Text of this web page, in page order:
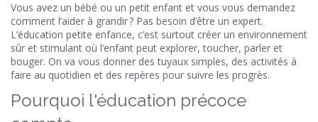
Vous avez un bébé ou un petit enfant et vous vous demandez
comment l’aider à grandir ? Pas besoin d’être un expert.
L’éducation petite enfance, c’est surtout créer un environnement
sûr et stimulant où l’enfant peut explorer, toucher, parler et
bouger. On va vous donner des tuyaux simples, des activités à
faire au quotidien et des repères pour suivre les progrès.
Pourquoi l'éducation précoce